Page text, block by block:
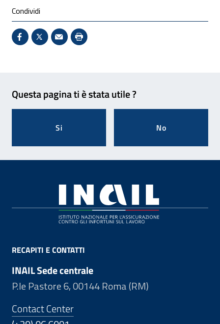
Condividi
Condividi su Facebook - Sito esterno - Apertura in
X - Sito esterno - Apertura in nuova finestra
Invio Mail: apre il programma di posta
Stampa pagina: scelta meno
Questa pagina ti è stata utile ?
Si No
RECAPITI E CONTATTI
INAIL Sede centrale
P.le Pastore 6, 00144 Roma (RM)
Contact Center